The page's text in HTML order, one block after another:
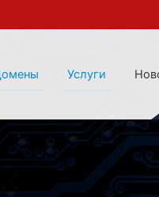
Услуги